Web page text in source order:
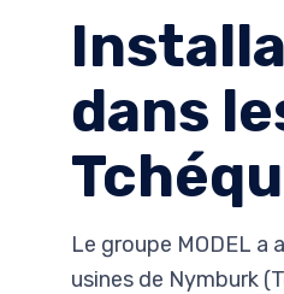
dans
Le groupe MODEL a
usines de Nymburk